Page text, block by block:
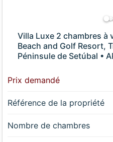
Villa Luxe 2 chambres à
Beach and Golf Resort,
Péninsule de Setúbal •
Prix demandé
Référence de la propriété
Nombre de chambres